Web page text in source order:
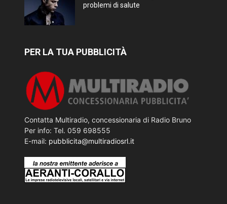
problemi di salute
PER LA TUA PUBBLICITÀ
Contatta Multiradio, concessionaria di Radio Bruno
Per info: Tel. 059 698555
E-mail: pubblicita@multiradiosrl.it